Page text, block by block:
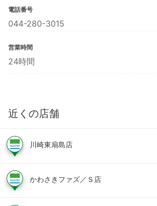
電話番号
044-280-3015
営業時間
24時間
近くの店舗
川崎東扇島店
かわさきファズ／Ｓ店